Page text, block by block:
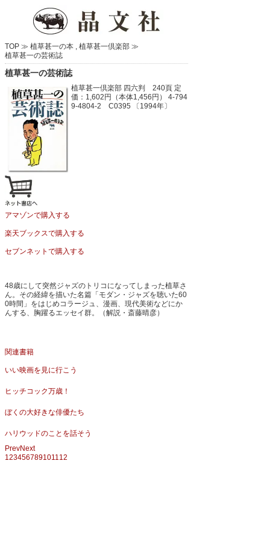
TOP ≫ 植草甚一の本 , 植草甚一倶楽部 ≫
植草甚一の芸術誌
植草甚一の芸術誌
植草甚一倶楽部 四六判 240頁 定
価：1,602円（本体1,456円）
4-794
9-4804-2 C0395 〔1994年〕
アマゾンで購入する
楽天ブックスで購入する
セブンネットで購入する
48歳にして突然ジャズのトリコになってしまった植草さ
ん。その経緯を描いた名篇「モダン・ジャズを聴いた60
0時間」をはじめコラージュ、漫画、現代美術などにか
んする、胸躍るエッセイ群。（解説・斎藤晴彦）
関連書籍
いい映画を見に行こう
ヒッチコック万歳！
ぼくの大好きな俳優たち
ハリウッドのことを話そう
PrevNext
123456789101112